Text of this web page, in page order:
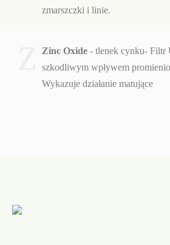
zmarszczki i linie.
Zinc Oxide - tlenek cynku- Filtr
szkodliwym wpływem
Wykazuje działanie matujące